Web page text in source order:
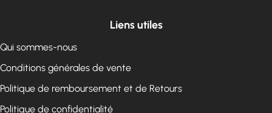
Liens utiles
Qui sommes-nous
Conditions générales de vente
Politique de remboursement et de Retours
Politique de confidentialité